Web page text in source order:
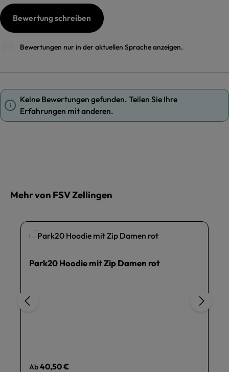
Bewertung schreiben
Bewertungen nur in der aktuellen Sprache anzeigen.
Keine Bewertungen gefunden. Teilen Sie Ihre
Erfahrungen mit anderen.
Mehr von FSV Zellingen
Park20 Hoodie mit Zip Damen rot
Regulärer Preis:
Ab40,50 €